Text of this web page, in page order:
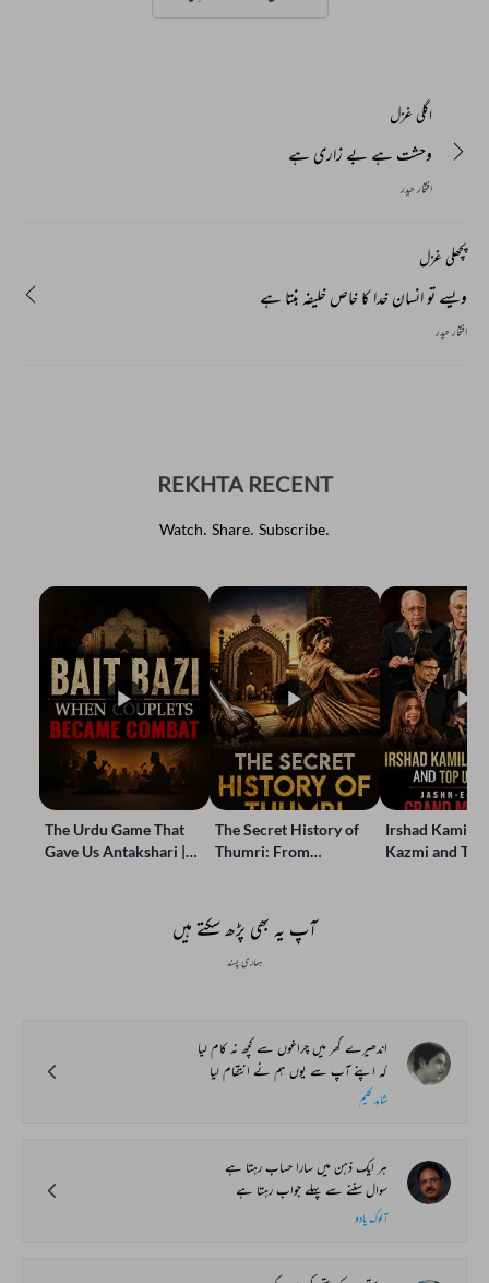
اگلی غزل
وحشت ہے بے زاری ہے
افتخار حیدر
پچھلی غزل
ویسے تو انسان خدا کا خاص خلیفہ بنتا ہے
افتخار حیدر
REKHTA RECENT
Watch. Share. Subscribe.
The Urdu Game That
Gave Us Antakshari |
The Secret History of
Thumri: From
Irshad Kamil,
Kazmi and
آپ یہ بھی پڑھ سکتے ہیں
ہماری پسند
اندھیرے گھر میں چراغوں سے کچھ نہ کام لیا
کہ اپنے آپ سے یوں ہم نے انتقام لیا
شاہد کلیم
ہر ایک ذہن میں سارا حساب رہتا ہے
سوال سننے سے پہلے جواب رہتا ہے
آلوک یادو